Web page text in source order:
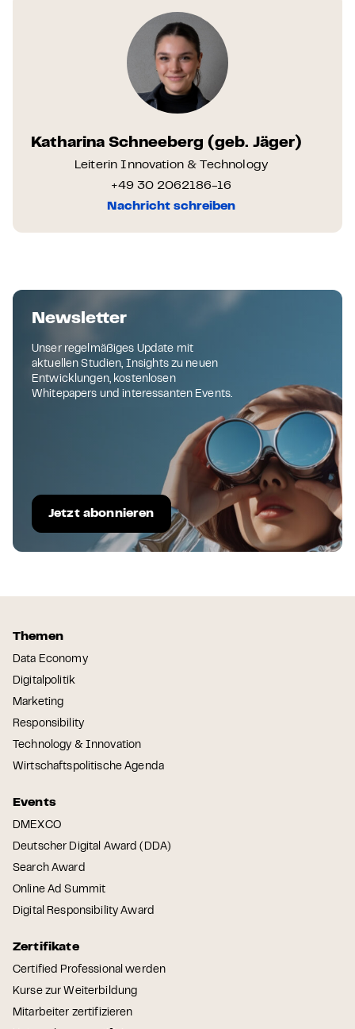
Katharina Schneeberg (geb. Jäger)
Leiterin Innovation & Technology
+49 30 2062186-16
Nachricht schreiben
Newsletter
Unser regelmäßiges Update mit
aktuellen Studien, Insights zu neuen
Entwicklungen, kostenlosen
Whitepapers und interessanten Events.
Jetzt abonnieren
Themen
Data Economy
Digitalpolitik
Marketing
Responsibility
Technology & Innovation
Wirtschaftspolitische Agenda
Events
DMEXCO
Deutscher Digital Award (DDA)
Search Award
Online Ad Summit
Digital Responsibility Award
Zertifikate
Certified Professional werden
Kurse zur Weiterbildung
Mitarbeiter zertifizieren